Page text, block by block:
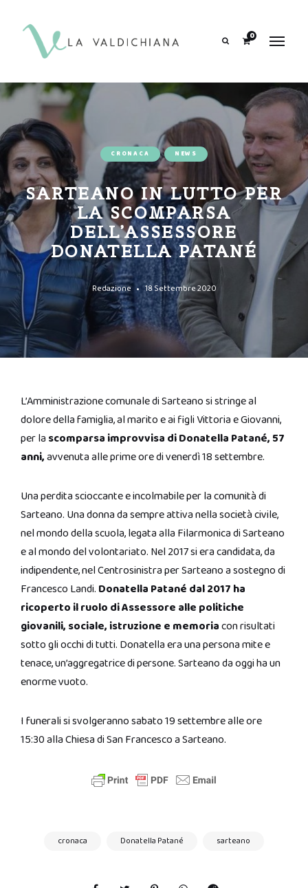
0
CRONACA NEWS
SARTEANO IN LUTTO PER
LA SCOMPARSA
DELL’ASSESSORE
DONATELLA PATANÉ
Redazione 18 Settembre 2020
L’Amministrazione comunale di Sarteano si stringe al
dolore della famiglia, al marito e ai figli Vittoria e Giovanni,
per la scomparsa improvvisa di Donatella Patané, 57
anni,avvenuta alle prime ore di venerdì 18 settembre.
Una perdita scioccante e incolmabile per la comunità di
Sarteano. Una donna da sempre attiva nella società civile,
nel mondo della scuola, legata alla Filarmonica di Sarteano
e al mondo del volontariato. Nel 2017 si era candidata, da
indipendente, nel Centrosinistra per Sarteano a sostegno di
Francesco Landi. Donatella Patané dal 2017 ha
ricoperto il ruolo di Assessore alle politiche
giovanili, sociale, istruzione e memoriacon risultati
sotto gli occhi di tutti. Donatella era una persona mite e
tenace, un’aggregatrice di persone. Sarteano da oggi ha un
enorme vuoto.
I funerali si svolgeranno sabato 19 settembre alle ore
15:30 alla Chiesa di San Francesco a Sarteano.
cronaca Donatella Patané sarteano